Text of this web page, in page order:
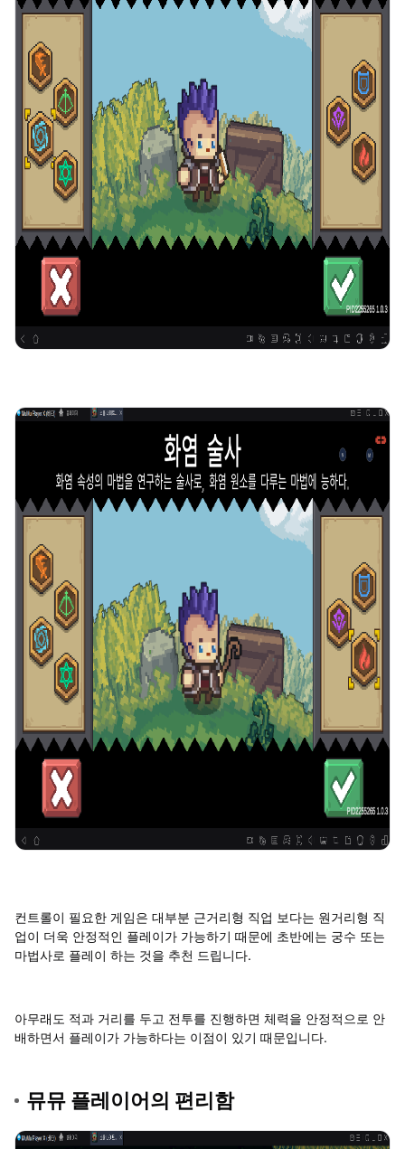
컨트롤이 필요한 게임은 대부분 근거리형 직업 보다는 원거리형 직
업이 더욱 안정적인 플레이가 가능하기 때문에 초반에는 궁수 또는
마법사로 플레이 하는 것을 추천 드립니다.
아무래도 적과 거리를 두고 전투를 진행하면 체력을 안정적으로 안
배하면서 플레이가 가능하다는 이점이 있기 때문입니다.
뮤뮤 플레이어의 편리함